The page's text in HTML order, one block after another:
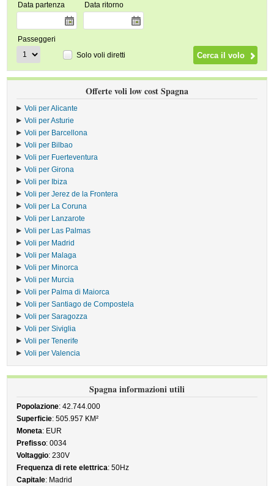
Data partenza Data ritorno
Passeggeri
Solo voli diretti
Offerte voli low cost Spagna
Voli per Alicante
Voli per Asturie
Voli per Barcellona
Voli per Bilbao
Voli per Fuerteventura
Voli per Girona
Voli per Ibiza
Voli per Jerez de la Frontera
Voli per La Coruna
Voli per Lanzarote
Voli per Las Palmas
Voli per Madrid
Voli per Malaga
Voli per Minorca
Voli per Murcia
Voli per Palma di Maiorca
Voli per Santiago de Compostela
Voli per Saragozza
Voli per Siviglia
Voli per Tenerife
Voli per Valencia
Spagna informazioni utili
Popolazione: 42.744.000
Superficie: 505.957 KM²
Moneta: EUR
Prefisso: 0034
Voltaggio: 230V
Frequenza di rete elettrica: 50Hz
Capitale: Madrid